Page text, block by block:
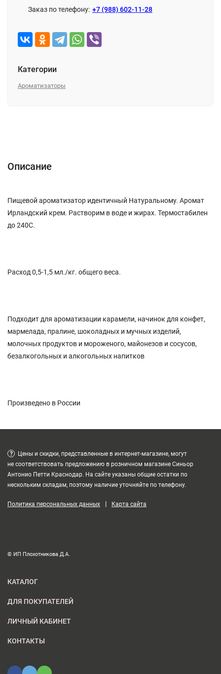
Заказ по телефону: +7 (988) 602-11-28
Категории
Ароматизаторы
Описание
Пищевой ароматизатор идентичный Натуральному. Аромат
Ирландский крем. Растворим в воде и жирах. Термостабилен
до 240С.
Расход 0,5-1,5 мл./кг. общего веса.
Подходит для ароматизации карамели, начинок для конфет,
мармелада, пралине, шоколадных и мучных изделий,
молочных продуктов и мороженого, майонезов и сосусов,
безалкогольных и алкогольных напитков
Произведено в России
?
Цены и скидки, представленные в интернет-магазине, могут
не соответствовать предложению в розничном магазине Синьор
Антонио Петти Краснодар. На сайте указаны общие остатки по
нескольким складам, поэтому наличие уточняйте по телефону.
Политика персональных данных | Карта сайта
© ИП Плохотникова Д.А.
КАТАЛОГ
ДЛЯ ПОКУПАТЕЛЕЙ
ЛИЧНЫЙ КАБИНЕТ
КОНТАКТЫ